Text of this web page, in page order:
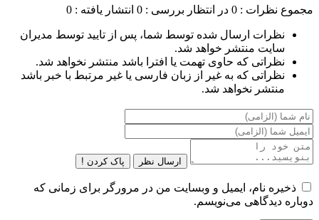
مجموع نظرات : 0 در انتظار بررسی : 0 انتشار یافته : 0
نظرات ارسال شده توسط شما، پس از تایید توسط مدیران
سایت منتشر خواهد شد.
نظراتی که حاوی تهمت یا افترا باشد منتشر نخواهد شد.
نظراتی که به غیر از زبان فارسی یا غیر مرتبط با خبر باشد
منتشر نخواهد شد.
ارسال نظر پاک کردن !
ذخیره نام، ایمیل و وبسایت من در مرورگر برای زمانی که
دوباره دیدگاهی می‌نویسم.